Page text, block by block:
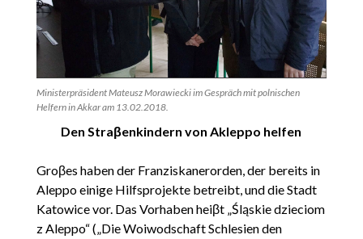
Ministerpräsident Mateusz Morawiecki im Gespräch mit polnischen
Helfern in Akkar am 13.02.2018.
Den Straβenkindern von Akleppo helfen
Groβes haben der Franziskanerorden, der bereits in
Aleppo einige Hilfsprojekte betreibt, und die Stadt
Katowice vor. Das Vorhaben heiβt „Śląskie dzieciom
z Aleppo“ („Die Woiwodschaft Schlesien den